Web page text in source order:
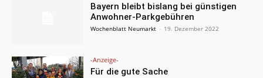
Bayern bleibt bislang bei günstigen
Anwohner-Parkgebühren
Wochenblatt Neumarkt - 19. Dezember 2022
-Anzeige-
Für die gute Sache